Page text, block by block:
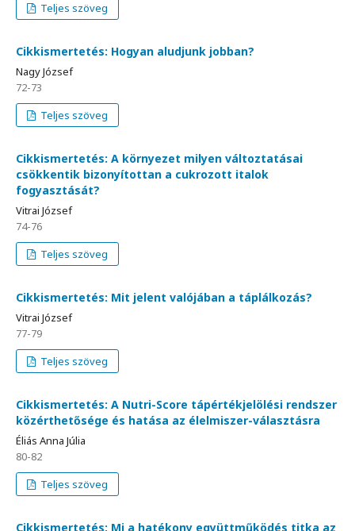
Teljes szöveg
Cikkismertetés: Hogyan aludjunk jobban?
Nagy József
72-73
Teljes szöveg
Cikkismertetés: A környezet milyen változtatásai
csökkentik bizonyítottan a cukrozott italok
fogyasztását?
Vitrai József
74-76
Teljes szöveg
Cikkismertetés: Mit jelent valójában a táplálkozás?
Vitrai József
77-79
Teljes szöveg
Cikkismertetés: A Nutri-Score tápértékjelölési rendszer
közérthetősége és hatása az élelmiszer-választásra
Éliás Anna Júlia
80-82
Teljes szöveg
Cikkismertetés: Mi a hatékony együttműködés titka az